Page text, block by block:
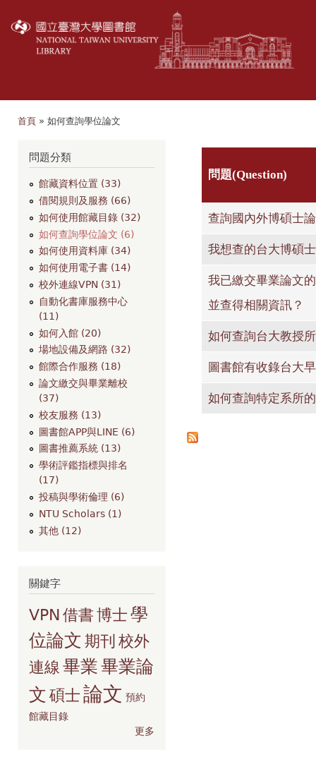
首頁 » 如何查詢學位論文
問題分類
館藏資料位置 (33)
借閱規則及服務 (66)
如何使用館藏目錄 (32)
如何查詢學位論文 (6)
如何使用資料庫 (34)
如何使用電子書 (14)
校外連線VPN (31)
自動化書庫服務中心
(11)
如何入館 (20)
場地設備及網路 (32)
館際合作服務 (18)
論文繳交與畢業離校
(37)
校友服務 (13)
圖書館APP與LINE (6)
圖書推薦系統 (13)
學術評鑑指標與排名
(17)
投稿與學術倫理 (6)
NTU Scholars (1)
其他 (12)
關鍵字
VPN借書博士學
位論文 期刊 校外
連線 畢業畢業論
文 碩士論文 預約
館藏目錄
更多
問題(Question)
查詢國內外博碩士
我想查的台大博碩
我已繳交畢業論文
並查得相關資訊？
如何查詢台大教授
圖書館有收錄台大
如何查詢特定系所